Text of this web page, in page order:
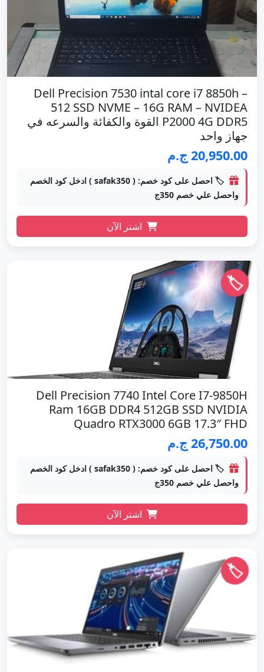
Dell Precision 7530 intal core i7 8850h –
512 SSD NVME – 16G RAM – NVIDEA
P2000 4G DDR5 القوة والكفائة والسرعه في
جهاز واحد
20,950.00 ج.م
🏷️ احصل على كود خصم: ( safak350 ) ادخل كود الخصم
واحصل علي خصم 350ج
اشتر الآن
🏷️
Dell Precision 7740 Intel Core I7-9850H
Ram 16GB DDR4 512GB SSD NVIDIA
Quadro RTX3000 6GB 17.3″ FHD
26,750.00 ج.م
🏷️ احصل على كود خصم: ( safak350 ) ادخل كود الخصم
واحصل علي خصم 350ج
اشتر الآن
🏷️